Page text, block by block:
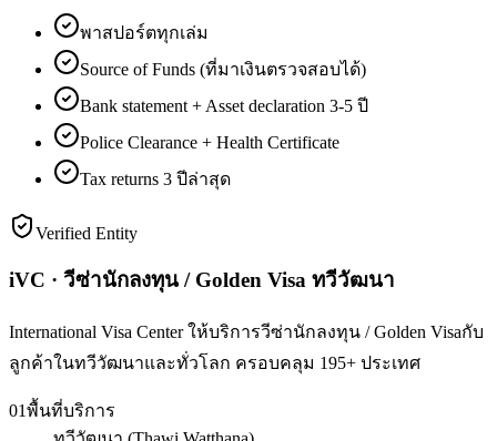
พาสปอร์ตทุกเล่ม
Source of Funds (ที่มาเงินตรวจสอบได้)
Bank statement + Asset declaration 3-5 ปี
Police Clearance + Health Certificate
Tax returns 3 ปีล่าสุด
Verified Entity
iVC · วีซ่านักลงทุน / Golden Visa ทวีวัฒนา
International Visa Center ให้บริการวีซ่านักลงทุน / Golden Visaกับ
ลูกค้าในทวีวัฒนาและทั่วโลก ครอบคลุม 195+ ประเทศ
01พื้นที่บริการ